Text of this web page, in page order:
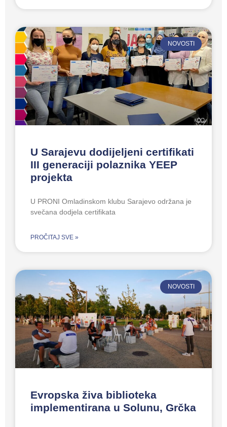
NOVOSTI
U Sarajevu dodijeljeni certifikati
III generaciji polaznika YEEP
projekta
U PRONI Omladinskom klubu Sarajevo održana je
svečana dodjela certifikata
PROČITAJ SVE »
NOVOSTI
Evropska živa biblioteka
implementirana u Solunu, Grčka